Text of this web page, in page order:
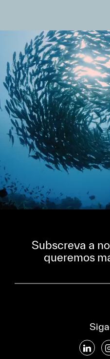
Subscreva a
queremos
Subscreva a nossa